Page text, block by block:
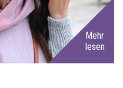
Mehr
lesen